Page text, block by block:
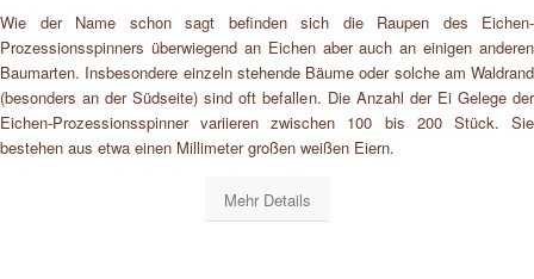
Wie der Name schon sagt befinden sich die Raupen des Eichen-
Prozessionsspinners überwiegend an Eichen aber auch an einigen anderen
Baumarten. Insbesondere einzeln stehende Bäume oder solche am Waldrand
(besonders an der Südseite) sind oft befallen. Die Anzahl der Ei Gelege der
Eichen-Prozessionsspinner variieren zwischen 100 bis 200 Stück. Sie
bestehen aus etwa einen Millimeter großen weißen Eiern.
Mehr Details